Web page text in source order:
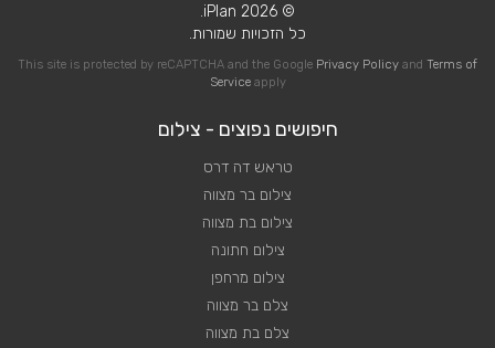
© 2026 iPlan.
כל הזכויות שמורות.
This site is protected by reCAPTCHA and the Google Privacy Policy and Terms of
Serviceapply
חיפושים נפוצים - צילום
טראש דה דרס
צילום בר מצווה
צילום בת מצווה
צילום חתונה
צילום מרחפן
צלם בר מצווה
צלם בת מצווה